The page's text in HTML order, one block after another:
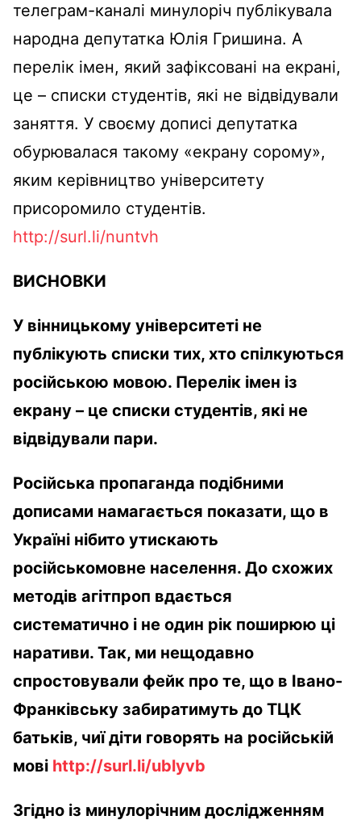
телеграм-каналі минулоріч публікувала
народна депутатка Юлія Гришина. А
перелік імен, який зафіксовані на екрані,
це – списки студентів, які не відвідували
заняття. У своєму дописі депутатка
обурювалася такому «екрану сорому»,
яким керівництво університету
присоромило студентів.
http://surl.li/nuntvh
ВИСНОВКИ
У вінницькому університеті не
публікують списки тих, хто спілкуються
російською мовою. Перелік імен із
екрану – це списки студентів, які не
відвідували пари.
Російська пропаганда подібними
дописами намагається показати, що в
Україні нібито утискають
російськомовне населення. До схожих
методів агітпроп вдається
систематично і не один рік поширюю ці
наративи. Так, ми нещодавно
спростовували фейк про те, що в Івано-
Франківську забиратимуть до ТЦК
батьків, чиї діти говорять на російській
мові http://surl.li/ublyvb
Згідно із минулорічним дослідженням